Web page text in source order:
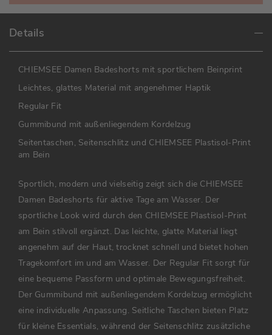
Details
CHIEMSEE Damen Badeshorts mit sportlichem Beinprint
Leichtes, glattes Material mit angenehmer Haptik
Regular Fit
Gummibund mit außenliegendem Kordelzug
Seitentaschen, Seitenschlitz und CHIEMSEE Plastisol-Print
am Bein
Sportlich, modern und vielseitig zeigt sich die CHIEMSEE
Damen Badeshorts für aktive Tage am Wasser. Der
sportliche Look wird durch den CHIEMSEE Plastisol-Print
am Bein stilvoll ergänzt. Das leichte, glatte Material liegt
angenehm auf der Haut, trocknet schnell und bietet hohen
Tragekomfort im und am Wasser. Der Regular Fit sorgt für
eine bequeme Passform und optimale Bewegungsfreiheit.
Der Gummibund mit außenliegendem Kordelzug ermöglicht
eine individuelle Anpassung. Seitliche Taschen bieten Platz
für kleine Essentials, während der Seitenschlitz zusätzliche